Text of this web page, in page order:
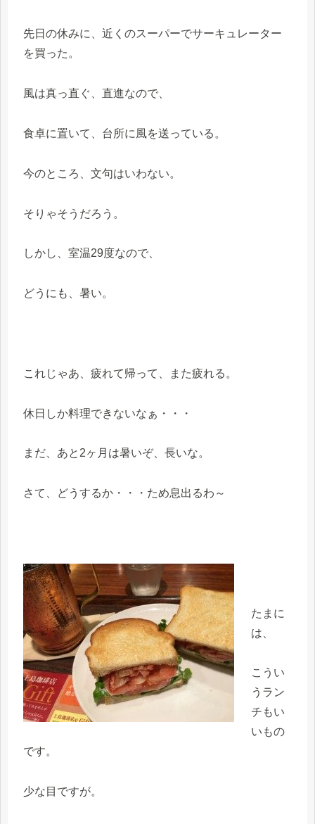
先日の休みに、近くのスーパーでサーキュレーター
を買った。
風は真っ直ぐ、直進なので、
食卓に置いて、台所に風を送っている。
今のところ、文句はいわない。
そりゃそうだろう。
しかし、室温29度なので、
どうにも、暑い。
これじゃあ、疲れて帰って、また疲れる。
休日しか料理できないなぁ・・・
まだ、あと2ヶ月は暑いぞ、長いな。
さて、どうするか・・・ため息出るわ～
たまに
は、
こうい
うラン
チもい
いもの
です。
少な目ですが。